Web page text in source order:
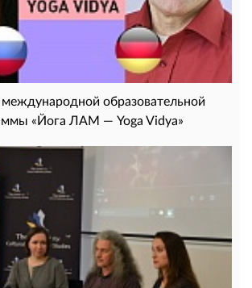
образовательной
«Йога ЛАМ — Yoga Vidya»